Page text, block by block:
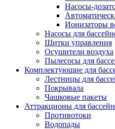
Насосы-
Ионизаторы
Насосы для
Щитки управления
Осушители воздуха
Пылесосы для
Комплектующие для
Лестницы для
Покрывала
Чашковые пакеты
Аттракционы для
Противотоки
Водопады